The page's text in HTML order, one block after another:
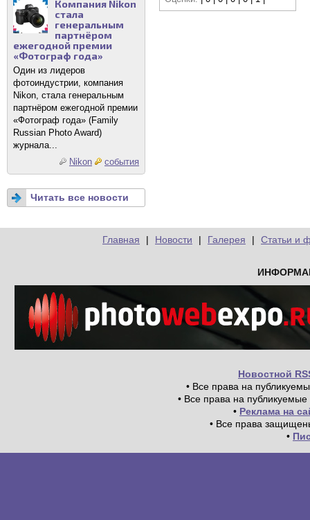
Компания Nikon
стала
генеральным
партнёром
ежегодной премии
«Фотограф года»
Один из лидеров
фотоиндустрии, компания
Nikon, стала генеральным
партнёром ежегодной премии
«Фотограф года» (Family
Russian Photo Award)
журнала...
Nikon
события
Читать все новости
Главная | Новости | Галерея | Статьи и
Новостной
• Все права на
• Все права на
• Реклама на
• Все права
•